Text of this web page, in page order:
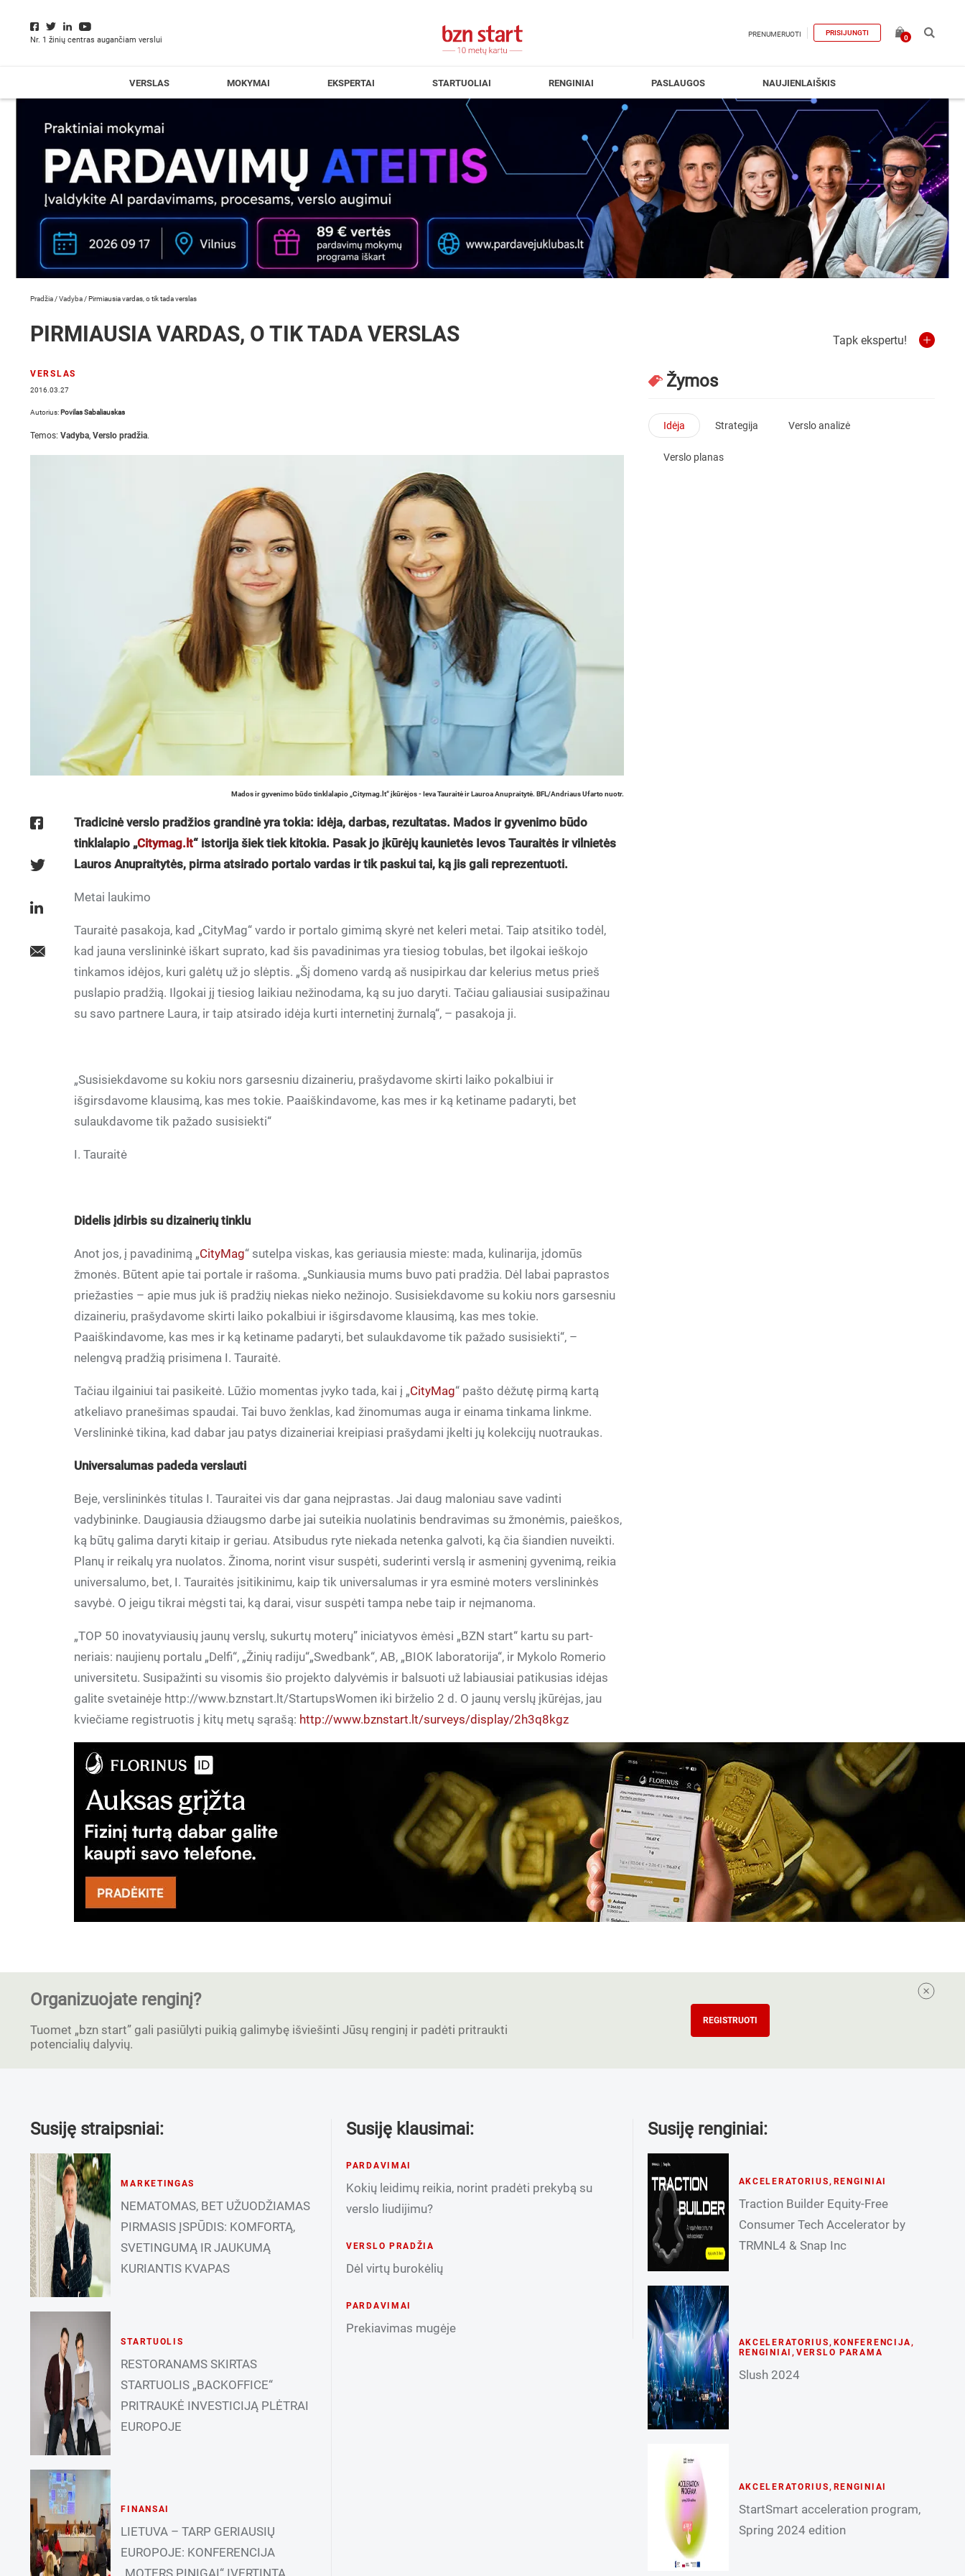
Nr. 1 žinių centras augančiam verslui
PRENUMERUOTI PRISIJUNGTI
0
VERSLAS MOKYMAI EKSPERTAI STARTUOLIAI RENGINIAI PASLAUGOS NAUJIENLAIŠKIS
Pradžia /Vadyba /Pirmiausia vardas, o tik tada verslas
PIRMIAUSIA VARDAS, O TIK TADA VERSLAS
VERSLAS
2016.03.27
Autorius: Povilas Sabaliauskas
Temos: Vadyba, Verslo pradžia.
Mados ir gyvenimo būdo tinklalapio „Citymag.lt“ įkūrėjos - Ieva Tauraitė ir Lauroa Anupraitytė. BFL/Andriaus Ufarto nuotr.
Tradicinė verslo pradžios grandinė yra tokia: idėja, darbas, rezultatas. Mados ir gyvenimo būdo
tinklalapio „Citymag.lt“ istorija šiek tiek kitokia. Pasak jo įkūrėjų kaunietės Ievos Tauraitės ir vilnietės
Lauros Anupraitytės, pirma atsirado portalo vardas ir tik paskui tai, ką jis gali reprezentuoti.
Metai laukimo
Tauraitė pasakoja, kad „CityMag“ vardo ir portalo gimimą skyrė net keleri metai. Taip atsitiko todėl,
kad jauna verslininkė iškart suprato, kad šis pavadinimas yra tiesiog tobulas, bet ilgokai ieškojo
tinkamos idėjos, kuri galėtų už jo slėptis. „Šį domeno vardą aš nusipirkau dar kelerius metus prieš
puslapio pradžią. Ilgokai jį tiesiog laikiau nežinodama, ką su juo daryti. Tačiau galiausiai susipažinau
su savo partnere Laura, ir taip atsirado idėja kurti internetinį žurnalą“, – pasakoja ji.
„Susisiekdavome su kokiu nors garsesniu dizaineriu, prašydavome skirti laiko pokalbiui ir
išgirsdavome klausimą, kas mes tokie. Paaiškindavome, kas mes ir ką ketiname padaryti, bet
sulaukdavome tik pažado susisiekti“
I. Tauraitė
Didelis įdirbis su dizainerių tinklu
Anot jos, į pavadinimą „CityMag“ sutelpa viskas, kas geriausia mieste: mada, kulinarija, įdomūs
žmonės. Būtent apie tai portale ir rašoma. „Sunkiausia mums buvo pati pradžia. Dėl labai paprastos
priežasties – apie mus juk iš pradžių niekas nieko nežinojo. Susisiekdavome su kokiu nors garsesniu
dizaineriu, prašydavome skirti laiko pokalbiui ir išgirsdavome klausimą, kas mes tokie.
Paaiškindavome, kas mes ir ką ketiname padaryti, bet sulaukdavome tik pažado susisiekti“, –
nelengvą pradžią prisimena I. Tauraitė.
Tačiau ilgainiui tai pasikeitė. Lūžio momentas įvyko tada, kai į „CityMag“ pašto dėžutę pirmą kartą
atkeliavo pranešimas spaudai. Tai buvo ženklas, kad žinomumas auga ir einama tinkama linkme.
Verslininkė tikina, kad dabar jau patys dizaineriai kreipiasi prašydami įkelti jų kolekcijų nuotraukas.
Universalumas padeda verslauti
Beje, verslininkės titulas I. Tauraitei vis dar gana neįprastas. Jai daug maloniau save vadinti
vadybininke. Daugiausia džiaugsmo darbe jai suteikia nuolatinis bendravimas su žmonėmis, paieškos,
ką būtų galima daryti kitaip ir geriau. Atsibudus ryte niekada netenka galvoti, ką čia šiandien nuveikti.
Planų ir reikalų yra nuolatos. Žinoma, norint visur suspėti, suderinti verslą ir asmeninį gyvenimą, reikia
universalumo, bet, I. Tauraitės įsitikinimu, kaip tik universalumas ir yra esminė moters verslininkės
savybė. O jeigu tikrai mėgsti tai, ką darai, visur suspėti tampa nebe taip ir neįmanoma.
„TOP 50 inovatyviausių jaunų verslų, sukurtų moterų” iniciatyvos ėmėsi „BZN start“ kartu su part-
neriais: naujienų portalu „Delfi“, „Žinių radiju“„Swedbank“, AB, „BIOK laboratorija“, ir Mykolo Romerio
universitetu. Susipažinti su visomis šio projekto dalyvėmis ir balsuoti už labiausiai patikusias idėjas
galite svetainėje http://www.bznstart.lt/StartupsWomen iki birželio 2 d. O jaunų verslų įkūrėjas, jau
kviečiame registruotis į kitų metų sąrašą: http://www.bznstart.lt/surveys/display/2h3q8kgz
Tapk ekspertu!
Žymos
Idėja Strategija Verslo analizė
Verslo planas
Organizuojate renginį?
Tuomet „bzn start” gali pasiūlyti puikią galimybę išviešinti Jūsų renginį ir padėti pritraukti
potencialių dalyvių.
REGISTRUOTI
Susiję straipsniai:
MARKETINGAS
NEMATOMAS, BET UŽUODŽIAMAS
PIRMASIS ĮSPŪDIS: KOMFORTĄ,
SVETINGUMĄ IR JAUKUMĄ
KURIANTIS KVAPAS
STARTUOLIS
RESTORANAMS SKIRTAS
STARTUOLIS „BACKOFFICE“
PRITRAUKĖ INVESTICIJĄ PLĖTRAI
EUROPOJE
FINANSAI
LIETUVA – TARP GERIAUSIŲ
EUROPOJE: KONFERENCIJA
„MOTERS PINIGAI“ ĮVERTINTA
Susiję klausimai:
PARDAVIMAI
Kokių leidimų reikia, norint pradėti prekybą su
verslo liudijimu?
VERSLO PRADŽIA
Dėl virtų burokėlių
PARDAVIMAI
Prekiavimas mugėje
Susiję renginiai:
AKCELERATORIUS , RENGINIAI
Traction Builder Equity-Free
Consumer Tech Accelerator by
TRMNL4 & Snap Inc
AKCELERATORIUS , KONFERENCIJA ,
RENGINIAI , VERSLO PARAMA
Slush 2024
AKCELERATORIUS , RENGINIAI
StartSmart acceleration program,
Spring 2024 edition